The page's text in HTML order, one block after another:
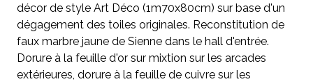
décor de style Art Déco (1m70x80cm) sur base d'un
dégagement des toiles originales. Reconstitution de
faux marbre jaune de Sienne dans le hall d'entrée.
Dorure à la feuille d'or sur mixtion sur les arcades
extérieures, dorure à la feuille de cuivre sur les